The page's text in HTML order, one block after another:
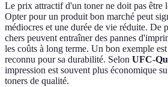
Le prix attractif d'un toner ne doit pas être
Opter pour un produit bon marché peut
médiocres et une durée de vie réduite. De
chers peuvent entraîner des pannes
les coûts à long terme. Un bon exemple
reconnu pour sa durabilité. Selon UFC-
impression est souvent plus économique
toners de qualité.